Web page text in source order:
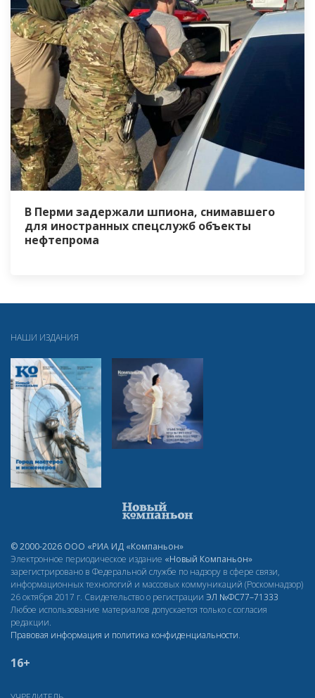
В Перми задержали шпиона, снимавшего
для иностранных спецслужб объекты
нефтепрома
НАШИ ИЗДАНИЯ
© 2000-2026 ООО «РИА ИД «Компаньон»
Электронное периодическое издание «Новый Компаньон»
зарегистрировано в Федеральной службе по надзору в сфере связи,
информационных технологий и массовых коммуникаций (Роскомнадзор)
26 октября 2017 г. Свидетельство о регистрации ЭЛ №ФС77–71333
Любое использование материалов допускается только с согласия
редакции.
Правовая информация и политика конфиденциальности.
16+